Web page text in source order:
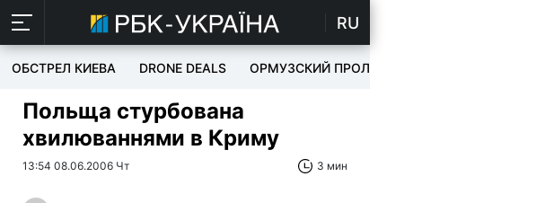
RU
ОБСТРЕЛ КИЕВА DRONE DEALS ОРМУЗСКИЙ ПРОЛИВ
Польща стурбована
хвилюваннями в Криму
13:54 08.06.2006 Чт 3 мин